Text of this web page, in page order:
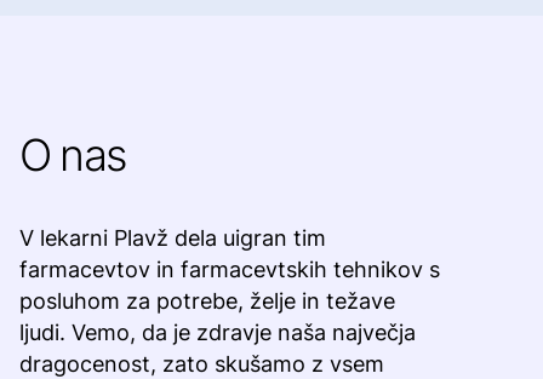
O nas
V lekarni Plavž dela uigran tim
farmacevtov in farmacevtskih tehnikov s
posluhom za potrebe, želje in težave
ljudi. Vemo, da je zdravje naša največja
dragocenost, zato skušamo z vsem